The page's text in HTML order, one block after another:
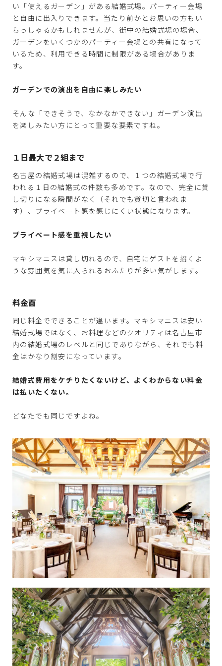
い「使えるガーデン」がある結婚式場。パーティー会場
と自由に出入りできます。当たり前かとお思いの方もい
らっしゃるかもしれませんが、街中の結婚式場の場合、
ガーデンをいくつかのパーティー会場との共有になって
いるため、利用できる時間に制限がある場合がありま
す。
ガーデンでの演出を自由に楽しみたい
そんな「できそうで、なかなかできない」ガーデン演出
を楽しみたい方にとって重要な要素ですね。
１日最大で２組まで
名古屋の結婚式場は混雑するので、１つの結婚式場で行
われる１日の結婚式の件数も多めです。なので、完全に貸
し切りになる瞬間がなく（それでも貸切と言われま
す）、プライベート感を感じにくい状態になります。
プライベート感を重視したい
マキシマニスは貸し切れるので、自宅にゲストを招くよ
うな雰囲気を気に入られるおふたりが多い気がします。
料金面
同じ料金でできることが違います。マキシマニスは安い
結婚式場ではなく、お料理などのクオリティは名古屋市
内の結婚式場のレベルと同じでありながら、それでも料
金はかなり割安になっています。
結婚式費用をケチりたくないけど、よくわからない料金
は払いたくない。
どなたでも同じですよね。